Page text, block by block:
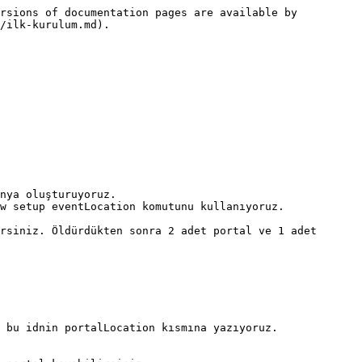
of documentation pages are available by
ilk-kurulum.md).
oluşturuyoruz.
eventLocation komutunu kullanıyoruz.
Öldürdükten sonra 2 adet portal ve 1 adet
idnin portalLocation kısmına yazıyoruz.